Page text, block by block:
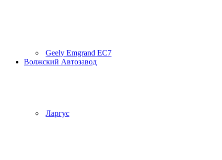
Geely Emgrand EC7
Волжский Автозавод
Ларгус